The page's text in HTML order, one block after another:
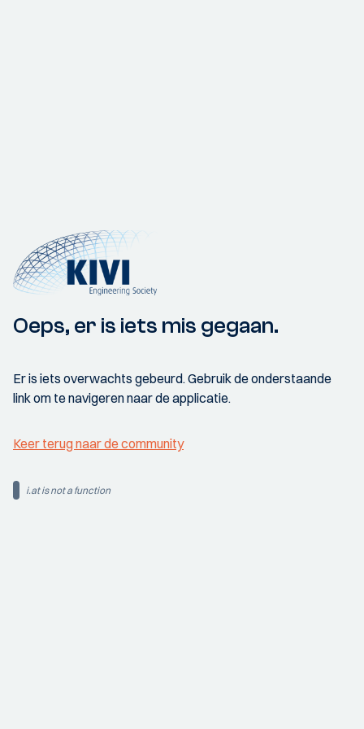
Oeps, er is iets mis gegaan.
Er is iets overwachts gebeurd. Gebruik de onderstaande
link om te navigeren naar de applicatie.
Keer terug naar de community
i.at is not a function